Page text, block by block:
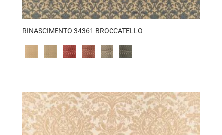
RINASCIMENTO 34361 BROCCATELLO